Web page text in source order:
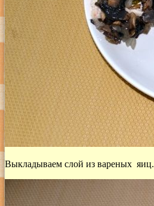
Выкладываем слой из вареных яиц.